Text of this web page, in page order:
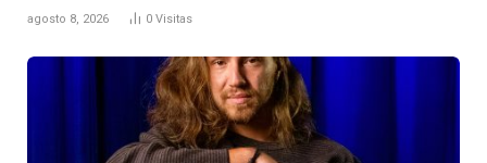
agosto 8, 2026 0 Visitas